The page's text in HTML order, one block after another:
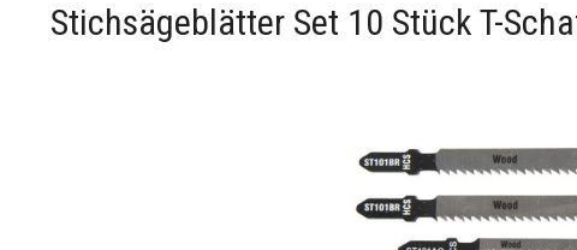
Stichsägeblätter Set 10 Stück T-